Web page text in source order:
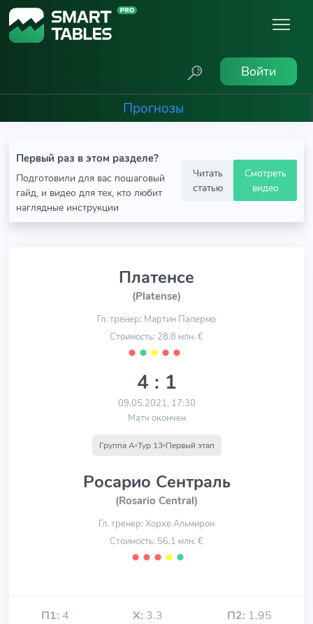
Войти
Прогнозы
Первый раз в этом разделе?
Подготовили для вас пошаговый
гайд, и видео для тех, кто любит
наглядные инструкции
Читать
статью
Смотреть
видео
Платенсе
(Platense)
Гл. тренер: Мартин Палермо
Стоимость: 28.8 млн. €
⬤ ⬤ ⬤ ⬤ ⬤
4 : 1
09.05.2021, 17:30
Матч окончен
Группа A Тур 13 Первый этап
Росарио Сентраль
(Rosario Central)
Гл. тренер: Хорхе Альмирон
Стоимость: 56.1 млн. €
⬤ ⬤ ⬤ ⬤ ⬤
П1: 4 Х: 3.3 П2: 1.95